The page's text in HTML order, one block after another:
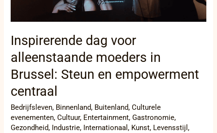
Inspirerende dag voor
alleenstaande moeders in
Brussel: Steun en empowerment
centraal
Bedrijfsleven, Binnenland, Buitenland,Culturele
evenementen,Cultuur, Entertainment,Gastronomie,
Gezondheid, Industrie, Internationaal, Kunst, Levensstijl,
empowerment